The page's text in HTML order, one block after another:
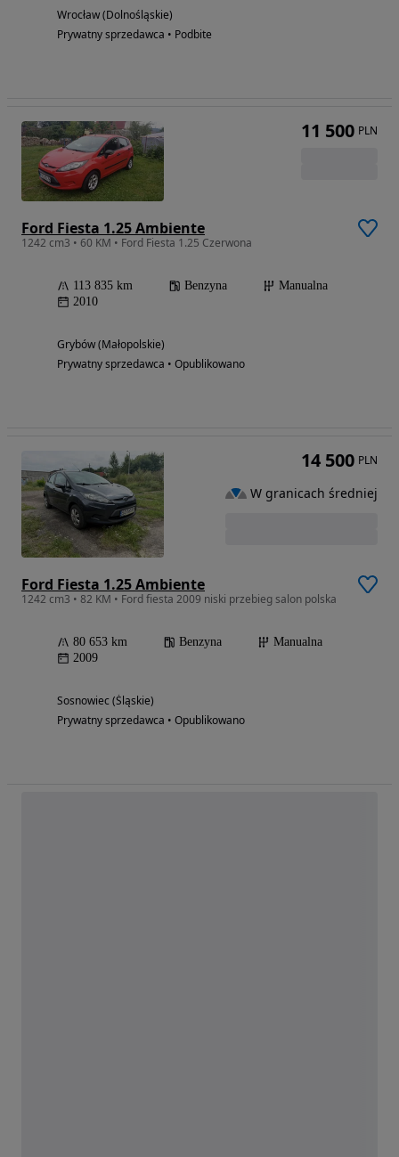
Wrocław (Dolnośląskie)
Prywatny sprzedawca • Podbite
Ford Fiesta 1.25 Ambiente
1242 cm3 • 60 KM • Ford Fiesta 1.25 Czerwona
113 835 km Benzyna
Manualna
2010
Grybów (Małopolskie)
Prywatny sprzedawca • Opublikowano
11 500 PLN
Ford Fiesta 1.25 Ambiente
1242 cm3 • 82 KM • Ford fiesta 2009 niski przebieg salon polska
80 653 km Benzyna
Manualna
2009
Sosnowiec (Śląskie)
Prywatny sprzedawca • Opublikowano
14 500 PLN
W granicach średniej